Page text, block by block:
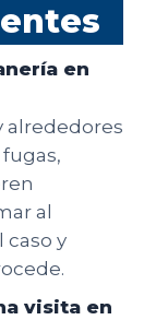
en
alrededores
al
caso y
visita en